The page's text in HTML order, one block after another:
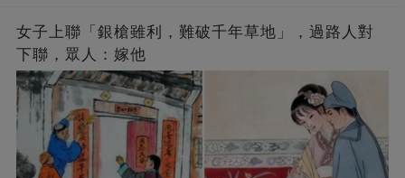
女子上聯「銀槍雖利，難破千年草地」，過路人對
下聯，眾人：嫁他